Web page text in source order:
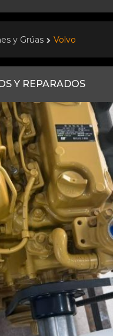
y Grúas Volvo
Y REPARADOS